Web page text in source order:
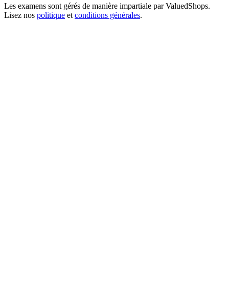
Les examens sont gérés de manière impartiale parValuedShops.
Lisez nos politique et conditions générales.